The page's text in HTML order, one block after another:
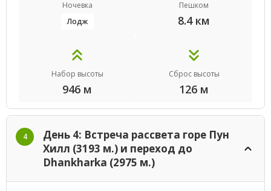
Ночевка
Лодж
Пешком
8.4 км
Набор высоты
946 м
Сброс высоты
126 м
4
День 4: Встреча рассвета горе Пун
Хилл (3193 м.) и переход до
Dhankharka (2975 м.)